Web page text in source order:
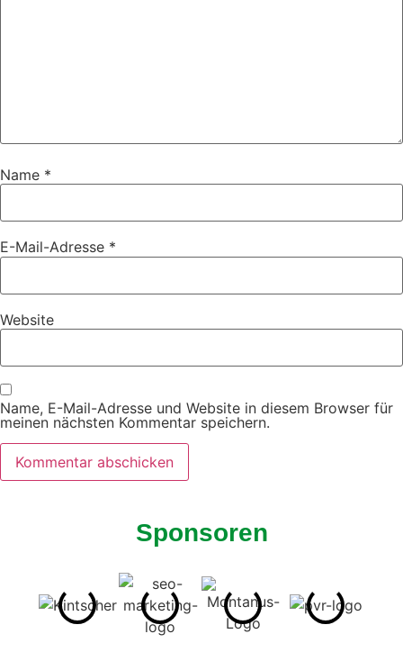
Name *
E-Mail-Adresse *
Website
Name, E-Mail-Adresse und Website in diesem Browser für
meinen nächsten Kommentar speichern.
Sponsoren